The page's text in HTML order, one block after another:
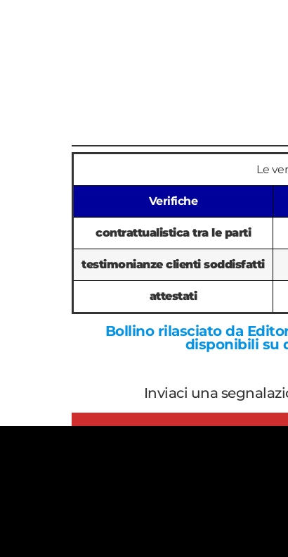
Le
Verifiche
contrattualistica tra le parti
testimonianze clienti soddisfatti
attestati
Bollino rilasciato da
disponibili su
Inviaci una